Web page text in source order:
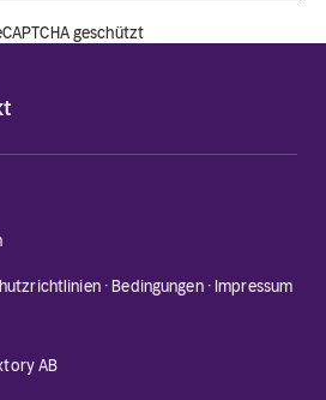
geschützt
·Bedingungen· Impressum
AB